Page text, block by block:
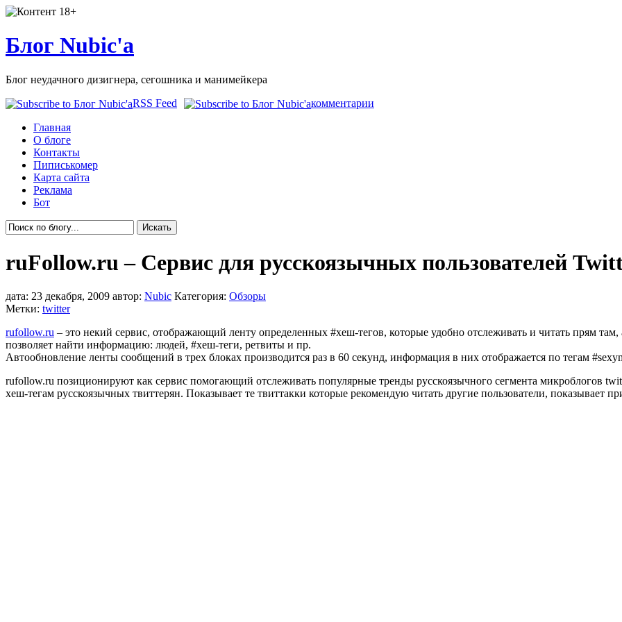
Блог Nubic'а
Блог неудачного дизигнера, сегошника и манимейкера
RSS Feed
комментарии
Главная
О блоге
Контакты
Пиписькомер
Карта сайта
Реклама
Бот
ruFollow.ru – Cервис для русскоязычных пользователей
дата: 23 декабря, 2009 автор: Nubic Категория: Обзоры
Метки: twitter
rufollow.ru – это некий сервис, отображающий ленту определенных #хеш-тегов, которые удобно отслеживать и читать прям
позволяет найти информацию: людей, #хеш-теги, ретвиты и пр.
Автообновление ленты сообщений в трех блоках производится раз в 60 секунд, информация в них отображается по тегам
rufollow.ru позиционируют как сервис помогающий отслеживать популярные тренды русскоязычного сегмента микроблогов
хеш-тегам русскоязычных твиттерян. Показывает те твиттакки которые рекомендую читать другие пользователи, показывает